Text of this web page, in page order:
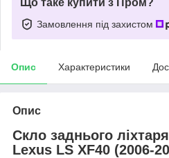
Замовлення під захистом
Опис Характеристики
Опис
Скло заднього
Lexus LS XF40 (2006-